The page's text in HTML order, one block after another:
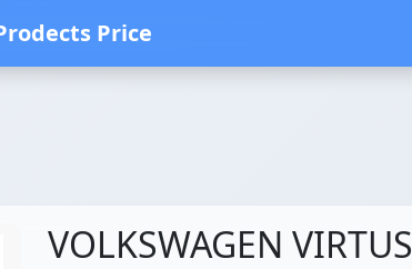
Price
VOLKSWAGEN VIRTUS